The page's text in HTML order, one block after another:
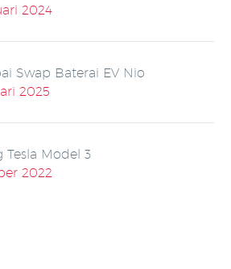
2024
Swap Baterai EV Nio
2025
Tesla Model 3
2022